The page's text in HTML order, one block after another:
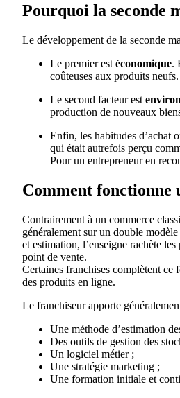
Pourquoi la seconde
Le développement de la seconde
Le premier est économique.
coûteuses aux produits
Le second facteur est
production de nouveaux
Enfin, les habitudes d’achat
qui était autrefois perçu
Pour un entrepreneur en
Comment fonctionne
Contrairement à un commerce
généralement sur un double
et estimation, l’enseigne rachète
point de vente.
Certaines franchises complètent ce
des produits en ligne.
Le franchiseur apporte
Une méthode d’estimation
Des outils de gestion des
Un logiciel métier ;
Une stratégie marketing ;
Une formation initiale et